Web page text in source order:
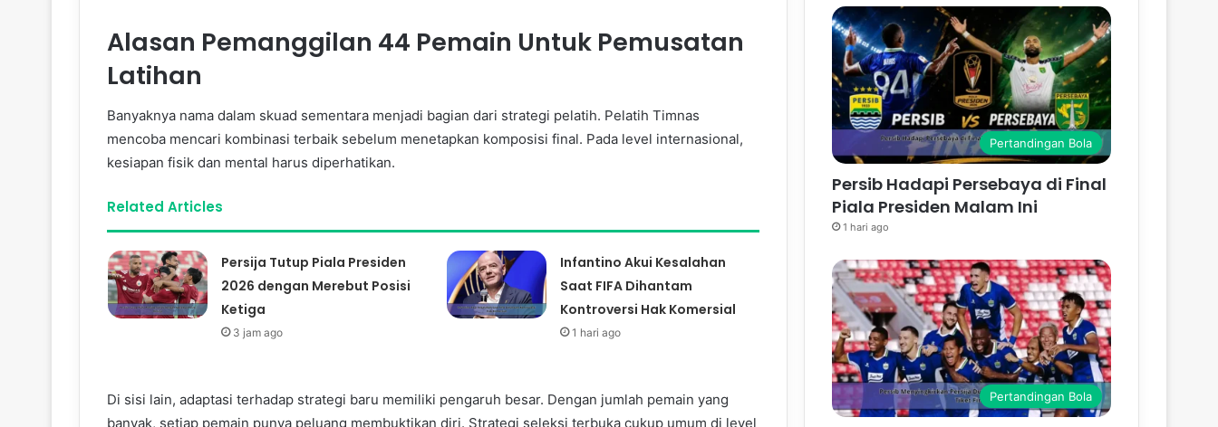
Alasan Pemanggilan 44 Pemain Untuk Pemusatan
Latihan
Banyaknya nama dalam skuad sementara menjadi bagian dari strategi pelatih. Pelatih Timnas
mencoba mencari kombinasi terbaik sebelum menetapkan komposisi final. Pada level internasional,
kesiapan fisik dan mental harus diperhatikan.
Related Articles
Persija Tutup Piala Presiden
2026 dengan Merebut Posisi
Ketiga
3 jam ago
Infantino Akui Kesalahan
Saat FIFA Dihantam
Kontroversi Hak Komersial
1 hari ago
Di sisi lain, adaptasi terhadap strategi baru memiliki pengaruh besar. Dengan jumlah pemain yang
banyak, setiap pemain punya peluang membuktikan diri. Strategi seleksi terbuka cukup umum di level
Pertandingan Bola
Persib Hadapi Persebaya di Final
Piala Presiden Malam Ini
1 hari ago
Pertandingan Bola